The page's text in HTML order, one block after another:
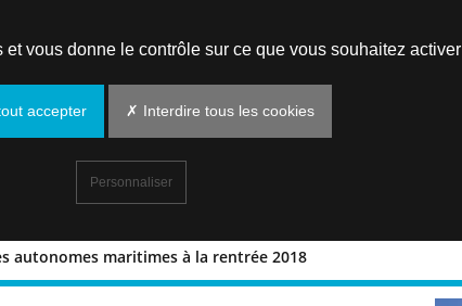
autonomes maritimes à la rentrée 2018
les systèmes autonomes
vous donne le contrôle sur ce que vous souhaitez activer
accepter ✗ Interdire tous les cookies
Personnaliser